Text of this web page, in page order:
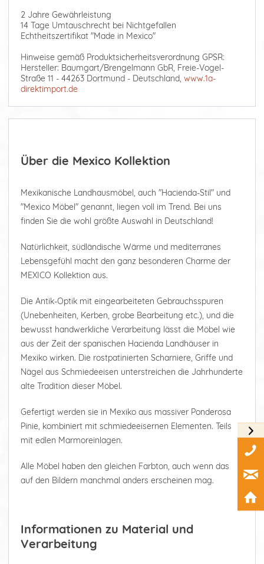
2 Jahre Gewährleistung
14 Tage Umtauschrecht bei Nichtgefallen
Echtheitszertifikat "Made in Mexico"
Hinweise gemäß Produktsicherheitsverordnung GPSR:
Hersteller: Baumgart/Brengelmann GbR, Freie-Vogel-
Straße 11 - 44263 Dortmund - Deutschland, www.1a-
direktimport.de
Über die Mexico Kollektion
Mexikanische Landhausmöbel, auch "Hacienda-Stil" und
"Mexico Möbel" genannt, liegen voll im Trend. Bei uns
finden Sie die wohl größte Auswahl in Deutschland!
Natürlichkeit, südländische Wärme und mediterranes
Lebensgefühl macht den ganz besonderen Charme der
MEXICO Kollektion aus.
Die Antik-Optik mit eingearbeiteten Gebrauchsspuren
(Unebenheiten, Kerben, grobe Bearbeitung etc.), und die
bewusst handwerkliche Verarbeitung lässt die Möbel wie
aus der Zeit der spanischen Hacienda Landhäuser in
Mexiko wirken. Die rostpatinierten Scharniere, Griffe und
Nägel aus Schmiedeeisen unterstreichen die Jahrhunderte
alte Tradition dieser Möbel.
Gefertigt werden sie in Mexiko aus massiver Ponderosa
Pinie, kombiniert mit schmiedeeisernen Elementen. Teils
mit edlen Marmoreinlagen.
Alle Möbel haben den gleichen Farbton, auch wenn das
auf den Bildern manchmal anders erscheinen mag.
Informationen zu Material und
Verarbeitung